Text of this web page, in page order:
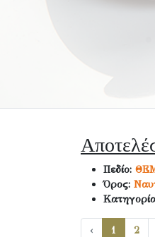
Πεδίο:
Όρος:
‹ 1 2